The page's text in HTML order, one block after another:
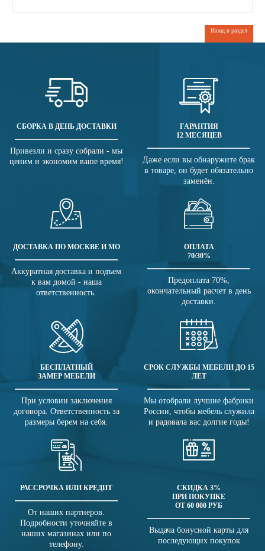
Назад в раздел
СБОРКА В ДЕНЬ ДОСТАВКИ
Привезли и сразу собрали - мы
ценим и экономим ваше время!
ГАРАНТИЯ
12 МЕСЯЦЕВ
Даже если вы обнаружите брак
в товаре, он будет обязательно
заменён.
ДОСТАВКА ПО МОСКВЕ И МО
Аккуратная доставка и подъем
к вам домой - наша
ответственность.
ОПЛАТА
70/30%
Предоплата 70%,
окончательный расчет в день
доставки.
БЕСПЛАТНЫЙ
ЗАМЕР МЕБЕЛИ
При условии заключения
договора. Ответственность за
размеры берем на себя.
СРОК СЛУЖБЫ МЕБЕЛИ ДО 15
ЛЕТ
Мы отобрали лучшие фабрики
России, чтобы мебель служила
и радовала вас долгие годы!
РАССРОЧКА ИЛИ КРЕДИТ
От наших партнеров.
Подробности уточняйте в
наших магазинах или по
телефону.
СКИДКА 3%
ПРИ ПОКУПКЕ
ОТ 60 000 РУБ
Выдача бонусной карты для
последующих покупок